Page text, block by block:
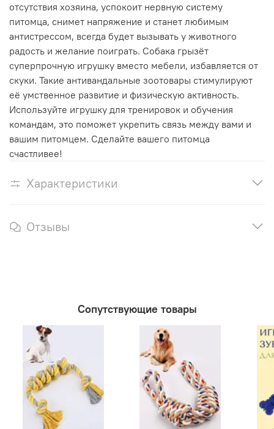
отсутствия хозяина, успокоит нервную систему
питомца, снимет напряжение и станет любимым
антистрессом, всегда будет вызывать у животного
радость и желание поиграть. Собака грызёт
суперпрочную игрушку вместо мебели, избавляется от
скуки. Такие антивандальные зоотовары стимулируют
её умственное развитие и физическую активность.
Используйте игрушку для тренировок и обучения
командам, это поможет укрепить связь между вами и
вашим питомцем. Сделайте вашего питомца
счастливее!
Характеристики
Отзывы
Сопутствующие товары